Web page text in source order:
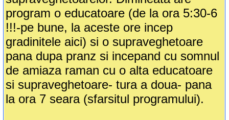
program o educatoare (de la ora 5:30-6
!!!-pe bune, la aceste ore incep
gradinitele aici) si o supraveghetoare
pana dupa pranz si incepand cu somnul
de amiaza raman cu o alta educatoare
si supraveghetoare- tura a doua- pana
la ora 7 seara (sfarsitul programului).